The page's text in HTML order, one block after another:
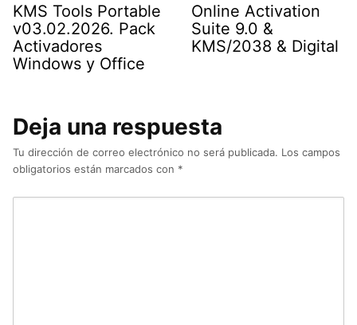
KMS Tools Portable
v03.02.2026. Pack
Activadores
Windows y Office
Online Activation
Suite 9.0 &
KMS/2038 & Digital
Deja una respuesta
Tu dirección de correo electrónico no será publicada. Los campos
obligatorios están marcados con *